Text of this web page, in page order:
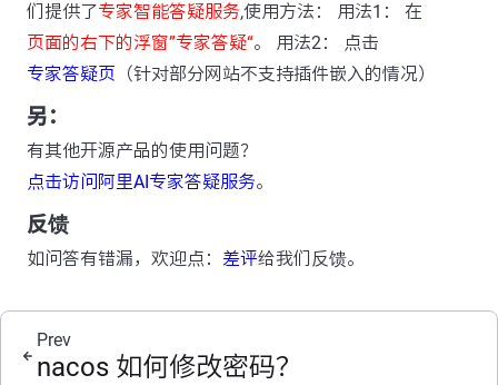
们提供了专家智能答疑服务,使用方法： 用法1： 在
页面的右下的浮窗”专家答疑“。 用法2： 点击
专家答疑页 （针对部分网站不支持插件嵌入的情况）
另：
有其他开源产品的使用问题？
点击访问阿里AI专家答疑服务。
反馈
如问答有错漏，欢迎点： 差评给我们反馈。
Prev
nacos 如何修改密码？